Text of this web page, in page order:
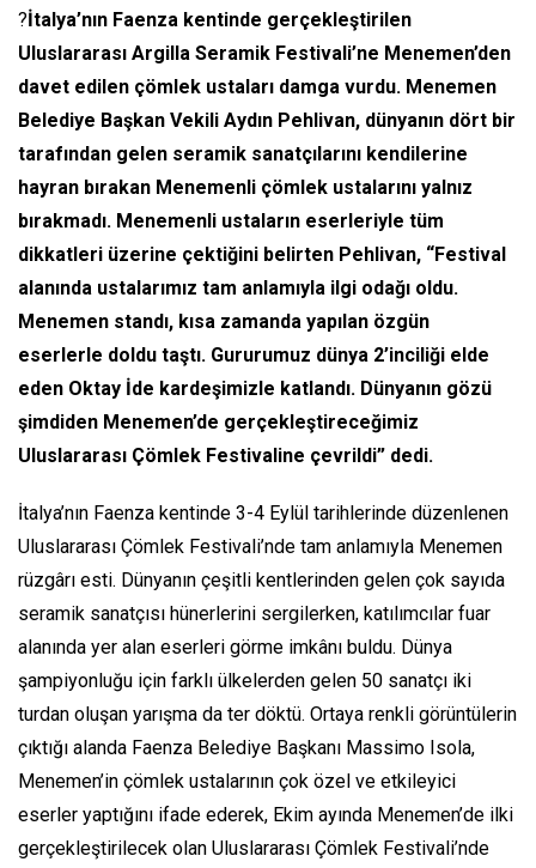
?İtalya’nın Faenza kentinde gerçekleştirilen
Uluslararası Argilla Seramik Festivali’ne Menemen’den
davet edilen çömlek ustaları damga vurdu. Menemen
Belediye Başkan Vekili Aydın Pehlivan, dünyanın dört bir
tarafından gelen seramik sanatçılarını kendilerine
hayran bırakan Menemenli çömlek ustalarını yalnız
bırakmadı. Menemenli ustaların eserleriyle tüm
dikkatleri üzerine çektiğini belirten Pehlivan, “Festival
alanında ustalarımız tam anlamıyla ilgi odağı oldu.
Menemen standı, kısa zamanda yapılan özgün
eserlerle doldu taştı. Gururumuz dünya 2’inciliği elde
eden Oktay İde kardeşimizle katlandı. Dünyanın gözü
şimdiden Menemen’de gerçekleştireceğimiz
Uluslararası Çömlek Festivaline çevrildi” dedi.
İtalya’nın Faenza kentinde 3-4 Eylül tarihlerinde düzenlenen
Uluslararası Çömlek Festivali’nde tam anlamıyla Menemen
rüzgârı esti. Dünyanın çeşitli kentlerinden gelen çok sayıda
seramik sanatçısı hünerlerini sergilerken, katılımcılar fuar
alanında yer alan eserleri görme imkânı buldu. Dünya
şampiyonluğu için farklı ülkelerden gelen 50 sanatçı iki
turdan oluşan yarışma da ter döktü. Ortaya renkli görüntülerin
çıktığı alanda Faenza Belediye Başkanı Massimo Isola,
Menemen’in çömlek ustalarının çok özel ve etkileyici
eserler yaptığını ifade ederek, Ekim ayında Menemen’de ilki
gerçekleştirilecek olan Uluslararası Çömlek Festivali’nde